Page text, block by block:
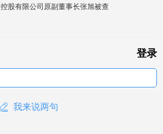
股有限公司原副董事长张旭被查
登录
我来说两句